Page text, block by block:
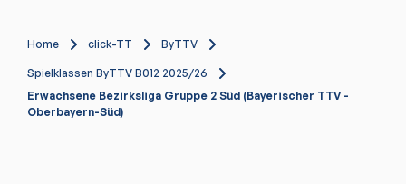
Home click-TT ByTTV
Spielklassen ByTTV B012 2025/26
Erwachsene Bezirksliga Gruppe 2 Süd (Bayerischer TTV -
Oberbayern-Süd)